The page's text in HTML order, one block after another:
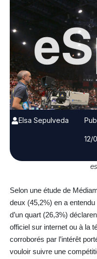
Elsa Sepulveda
12/
Selon une étude de
deux (45,2%) en a
d’un quart (26,3%)
officiel sur internet ou à la
corroborés par l’intérêt
vouloir suivre une